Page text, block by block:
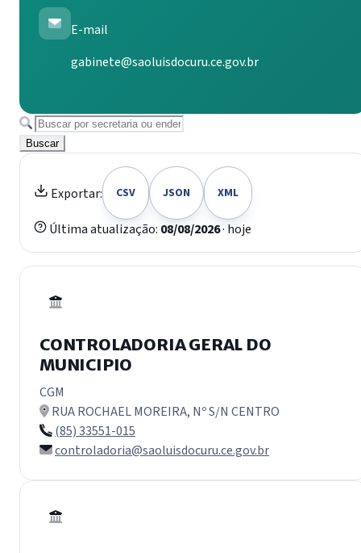
E-mail
gabinete@saoluisdocuru.ce.gov.br
Buscar
Exportar: CSV JSON XML
Última atualização: 08/08/2026· hoje
CONTROLADORIA GERAL DO
MUNICIPIO
CGM
RUA ROCHAEL MOREIRA, Nº S/N CENTRO
(85) 33551-015
controladoria@saoluisdocuru.ce.gov.br